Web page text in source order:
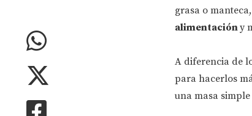
grasa o
alimentacióny
A diferencia de
para hacerlos
una masa